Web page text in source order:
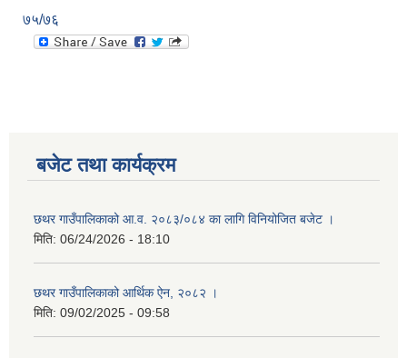
७५/७६
बजेट तथा कार्यक्रम
छथर गाउँपालिकाको आ.व. २०८३/०८४ का लागि विनियोजित बजेट ।
मिति: 06/24/2026 - 18:10
छथर गाउँपालिकाको आर्थिक ऐन, २०८२ ।
मिति: 09/02/2025 - 09:58